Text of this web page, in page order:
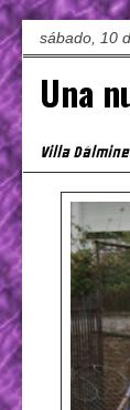
sábado, 10
Una
Villa